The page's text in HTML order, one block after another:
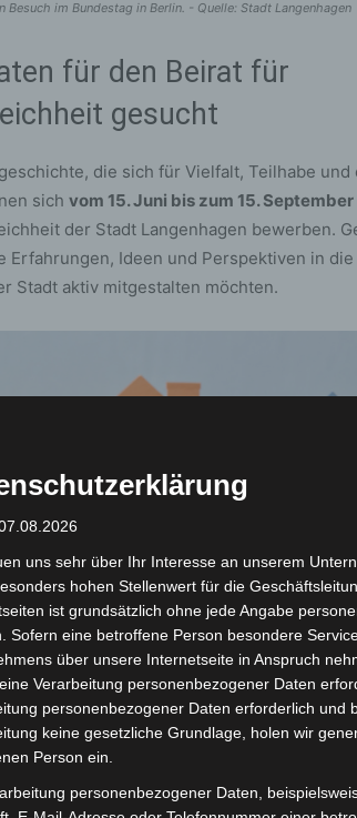
im Bundestag in Berlin. - Quelle: Stadt Langenhagen
für den Beirat für
gesucht
die sich für Vielfalt, Teilhabe und
sich vom 15. Juni bis zum 15.
der Stadt Langenhagen bewerben.
Ideen und Perspektiven in
Stadt aktiv mitgestalten möchten.
uns sehr über Ihr Interesse an unserem
hohen Stellenwert für die
ist grundsätzlich ohne jede Angabe
Sofern eine betroffene Person besondere
über unsere Internetseite in Anspruch
Verarbeitung personenbezogener Daten
personenbezogener Daten erforderlich und
keine gesetzliche Grundlage, holen wir
Person ein.
personenbezogener Daten,